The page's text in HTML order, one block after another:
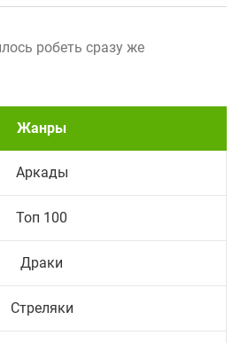
робеть сразу же
Жанры
Аркады
Топ 100
Драки
Стреляки